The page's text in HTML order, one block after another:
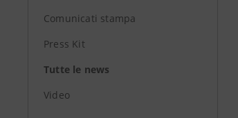
Comunicati stampa
Press Kit
Tutte le news
Video